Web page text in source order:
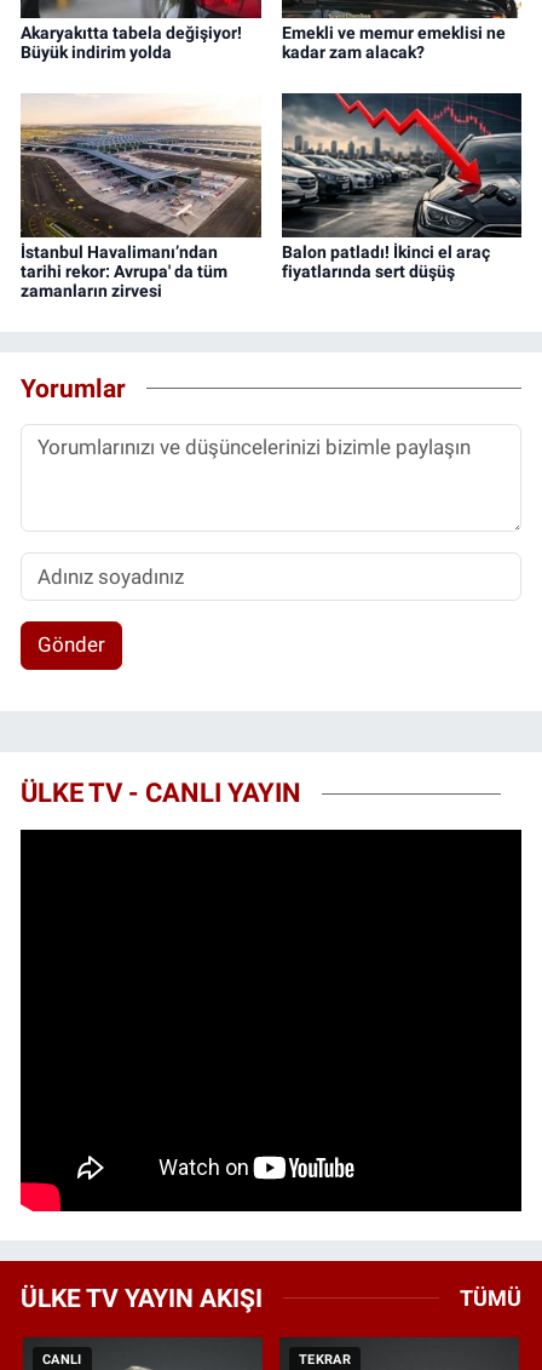
Akaryakıtta tabela değişiyor!
Büyük indirim yolda
Emekli ve memur emeklisi ne
kadar zam alacak?
İstanbul Havalimanı’ndan
tarihi rekor: Avrupa' da tüm
zamanların zirvesi
Balon patladı! İkinci el araç
fiyatlarında sert düşüş
Yorumlar
Gönder
ÜLKE TV - CANLI YAYIN
ÜLKE TV YAYIN AKIŞI TÜMÜ
CANLI TEKRAR